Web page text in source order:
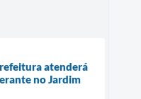
atenderá
no Jardim